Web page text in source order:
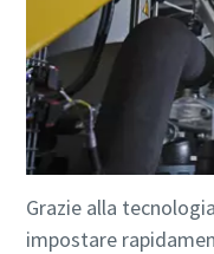
Grazie alla
impostare